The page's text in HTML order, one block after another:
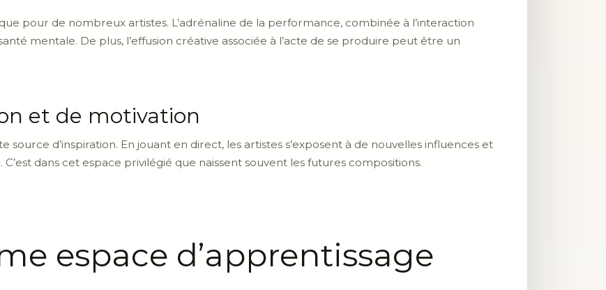
pour de nombreux artistes. L’adrénaline de la performance, combinée à l’interaction
mentale. De plus, l’effusion créative associée à l’acte de se produire peut être un
et de motivation
d’inspiration. En jouant en direct, les artistes s’exposent à de nouvelles influences et
dans cet espace privilégié que naissent souvent les futures compositions.
espace d’apprentissage